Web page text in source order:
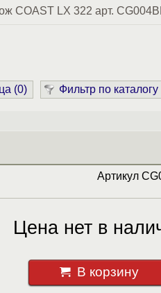
COAST LX 322 арт.
(0) Фильтр по каталогу
Артикул
Цена нет в
В корзину